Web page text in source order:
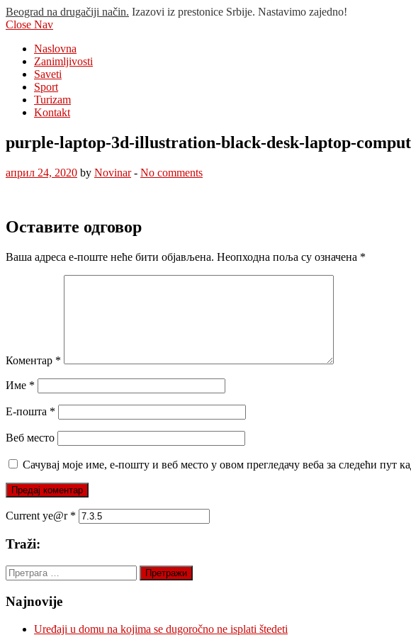
Beograd na drugačiji način. Izazovi iz prestonice Srbije. Nastavimo zajedno!
Close Nav
Naslovna
Zanimljivosti
Saveti
Sport
Turizam
Kontakt
purple-laptop-3d-illustration-black-desk-laptop-
април 24, 2020 by Novinar- No comments
Оставите одговор
Ваша адреса е-поште неће бити објављена. Неопходна поља су означена *
Коментар *
Име *
Е-пошта *
Веб место
Сачувај моје име, е-пошту и веб место у овом прегледачу веба за следећи пут
Current ye@r *
Traži:
Претрага
за:
Najnovije
Uređaji u domu na kojima se dugoročno ne isplati štedeti